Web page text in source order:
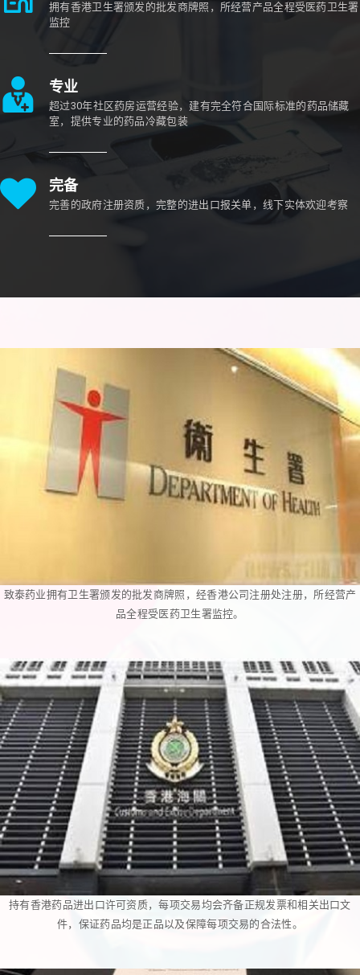
拥有香港卫生署颁发的批发商牌照，所经营产品全程受医药卫生署
监控
专业
超过30年社区药房运营经验，建有完全符合国际标准的药品储藏
室，提供专业的药品冷藏包装
完备
完善的政府注册资质，完整的进出口报关单，线下实体欢迎考察
致泰药业拥有卫生署颁发的批发商牌照，经香港公司注册处注册，所经营产
品全程受医药卫生署监控。
持有香港药品进出口许可资质，每项交易均会齐备正规发票和相关出口文
件，保证药品均是正品以及保障每项交易的合法性。